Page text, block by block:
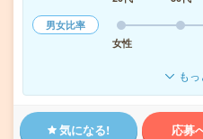
男女比率
女性
も
気になる! 応募